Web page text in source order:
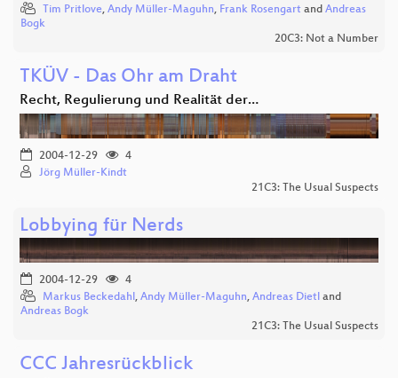
Tim Pritlove, Andy Müller-Maguhn, Frank Rosengart and Andreas
Bogk
20C3: Not a Number
TKÜV - Das Ohr am Draht
Recht, Regulierung und Realität der…
2004-12-29
4
Jörg Müller-Kindt
21C3: The Usual Suspects
Lobbying für Nerds
2004-12-29
4
Markus Beckedahl, Andy Müller-Maguhn, Andreas Dietl and
Andreas Bogk
21C3: The Usual Suspects
CCC Jahresrückblick